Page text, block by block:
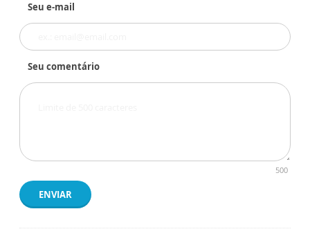
Seu e-mail
Seu comentário
500
ENVIAR